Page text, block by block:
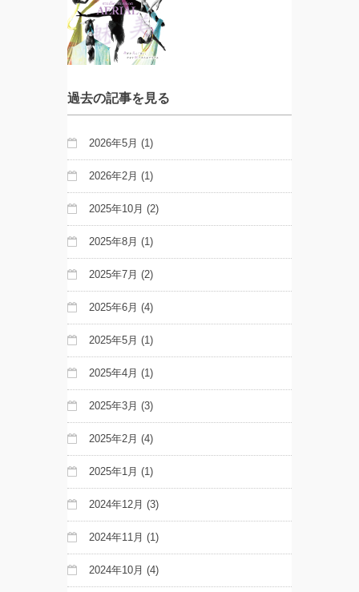
過去の記事を見る
2026年5月 (1)
2026年2月 (1)
2025年10月 (2)
2025年8月 (1)
2025年7月 (2)
2025年6月 (4)
2025年5月 (1)
2025年4月 (1)
2025年3月 (3)
2025年2月 (4)
2025年1月 (1)
2024年12月 (3)
2024年11月 (1)
2024年10月 (4)